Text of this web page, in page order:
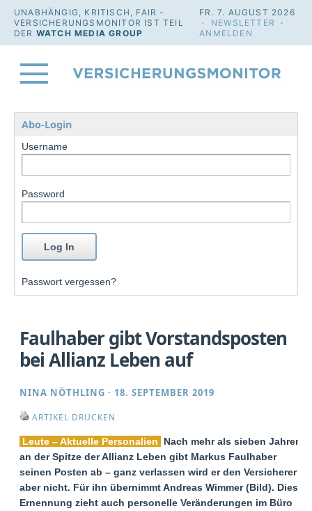
UNABHÄNGIG, KRITISCH, FAIR -
VERSICHERUNGSMONITOR IST TEIL
DER WATCH MEDIA GROUP
FR. 7. AUGUST 2026
· NEWSLETTER
·
ANMELDEN
Abo-Login
Username
Password
Passwort vergessen?
Faulhaber gibt Vorstandsposten
bei Allianz Leben auf
NINA NÖTHLING · 18. SEPTEMBER 2019
ARTIKEL DRUCKEN
Leute – Aktuelle Personalien
Nach mehr als sieben Jahren
an der Spitze der Allianz Leben gibt Markus Faulhaber
seinen Posten ab – ganz verlassen wird er den Versicherer
aber nicht. Für ihn übernimmt Andreas Wimmer (Bild). Diese
Ernennung zieht auch personelle Veränderungen im Büro